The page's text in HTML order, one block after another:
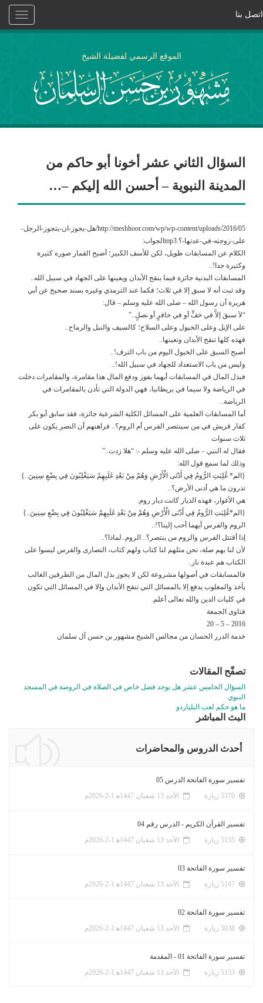
Toggle
اتصل بنا
الموقع الرسمي لفضيلة الشيخ
السؤال الثاني عشر أخونا أبو حاكم من
المدينة النبوية – أحسن الله إليكم –…
http://meshhoor.com/wp/wp-content/uploads/2016/05/هل-يجوز-ان-يتجوز-الرجل-
على-زوجته-في-عدتها-؟.mp3الجواب:
الكلام عن المسابقات طويل، لكن للأسف الكبير؛ أصبح القمار صوره كثيرة
وكثيرة جدا!..
المسابقات البدنية جائزة فيما ينقح الأبدان ويعينها على الجهاد في سبيل الله..
وقد ثبت أنه لا سبق إلا في ثلاث؛ فكما عند الترمذي وغيره بسند صحيح عن أبي
هريرة أن رسول الله – صلى الله عليه وسلم – قال:
“لاَ سبقَ إلاَّ في خفٍّ أو في حافرٍ أو نصلٍ..”
على الإبل وعلى الخيول وعلى السلاح؛ كالسيف والنبل والرماح..
فهذه كلها تنقح الأبدان وتعينها..
أصبح السبق على الخيول اليوم من باب الترف!..
وليس من باب الاستعداد للجهاد في سبيل الله!..
فبذل المال في المسابقات أيهما يفوز ودفع المال هذا مقامرة، والمقامرات دخلت
في الرياضة ولا سيما في بريطانيا، فهي الدولة التي تأذن بالمقامرات في
الرياضة..
أما المسابقات العلمية على المسائل الكلية الشرعية جائزة، فقد سابق أبو بكر
كفار قريش في من سينتصر الفرس أم الروم؟.. فراهنهم أن النصر يكون على
ثلاث سنوات
فقال له النبي – صلى الله عليه وسلم -: “هلا زدت..”
وذلك لما سمع قول الله:
{الم* غُلِبَتِ الرُّومُ فِي أَدْنَى الْأَرْضِ وَهُمْ مِنْ بَعْدِ غَلَبِهِمْ سَيَغْلِبُونَ فِي بِضْعِ سِنِينَ..}
تدرون ما هي أدنى الأرض؟..
هي الأغوار، فهذه الديار كانت ديار روم.
{الم*غُلِبَتِ الرُّومُ فِي أَدْنَى الْأَرْضِ وَهُمْ مِنْ بَعْدِ غَلَبِهِمْ سَيَغْلِبُونَ فِي بِضْعِ سِنِينَ..}
الروم والفرس أيهما أحب إلينا؟!..
إذا أقتتل الفرس والروم من ينتصر؟.. الروم..لماذا؟..
لأن لنا بهم صلة، نحن مثلهم لنا كتاب ولهم كتاب، النصارى والفرس ليسوا على
الكتاب هم عبدة نار..
فالمسابقات في أصولها مشروعة لكن لا يجوز بذل المال من الطرفين الغالب
يأخذ والمغلوب يدفع إلا بالمسائل التي تنقح الأبدان وإلا في المسائل التي تكون
في كليات الدين والله تعالى أعلم.
فتاوى الجمعة
2016 – 5 – 20
خدمة الدرر الحسان من مجالس الشيخ مشهور بن حسن آل سلمان
تصفّح المقالات
السؤال الخامس عشر هل يوجد فضل خاص في الصلاة في الروضة في المسجد
النبوي
ما هو حكم لعب البلياردو
البث المباشر
أحدث الدروس والمحاضرات
تفسير سورة الفاتحة الدرس 05
الأحد 13 شعبان 1447ﻫ 1-2-2026م
تفسير القرآن الكريم - الدرس رقم 04
الأحد 13 شعبان 1447ﻫ 1-2-2026م
تفسير سورة الفاتحة 03
الأحد 13 شعبان 1447ﻫ 1-2-2026م
تفسير سورة الفاتحة 02
الأحد 13 شعبان 1447ﻫ 1-2-2026م
تفسير سورة الفاتحة 01 - المقدمة
الأحد 13 شعبان 1447ﻫ 1-2-2026م